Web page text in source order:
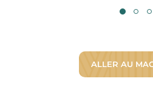
ALLER AU